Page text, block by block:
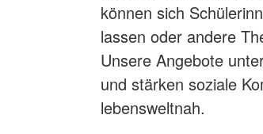
können sich
lassen oder andere
Unsere Angebote
und stärken soziale
lebensweltnah.